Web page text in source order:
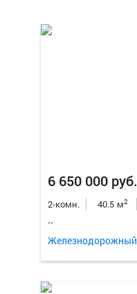
6 650 000 руб.
2-комн. 40.5 м2
..